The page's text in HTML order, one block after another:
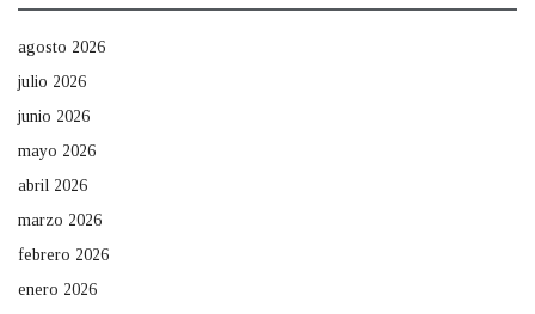
agosto 2026
julio 2026
junio 2026
mayo 2026
abril 2026
marzo 2026
febrero 2026
enero 2026